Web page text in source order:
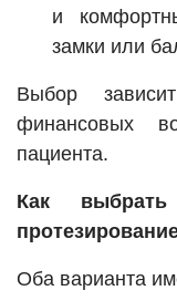
и
замки или
Выбор
финансовых
пациента.
Как
Оба варианта